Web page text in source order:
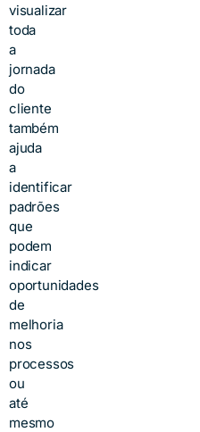
visualizar
toda
a
jornada
do
cliente
também
ajuda
a
identificar
padrões
que
podem
indicar
oportunidades
de
melhoria
nos
processos
ou
até
mesmo